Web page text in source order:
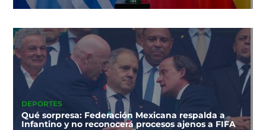
DEPORTES
Qué sorpresa: Federación Mexicana respalda a
Infantino y no reconocerá procesos ajenos a FIFA